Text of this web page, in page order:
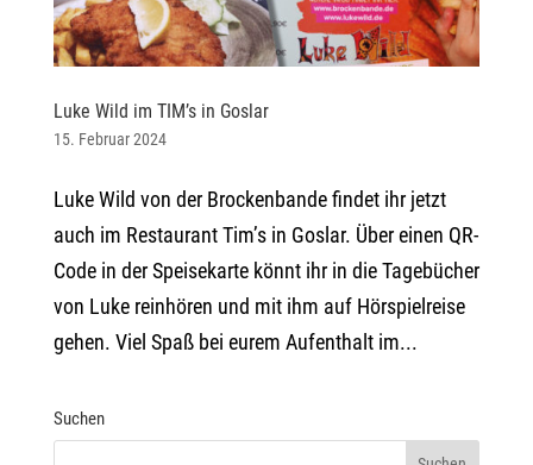
Luke Wild im TIM’s in Goslar
15. Februar 2024
Luke Wild von der Brockenbande findet ihr jetzt
auch im Restaurant Tim’s in Goslar. Über einen QR-
Code in der Speisekarte könnt ihr in die Tagebücher
von Luke reinhören und mit ihm auf Hörspielreise
gehen. Viel Spaß bei eurem Aufenthalt im...
Suchen